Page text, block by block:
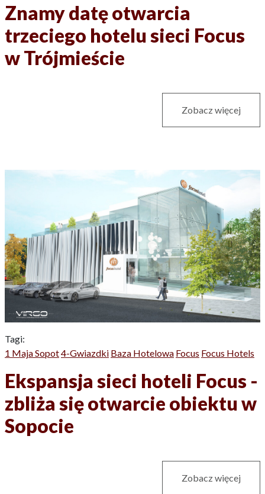
Znamy datę otwarcia
trzeciego hotelu sieci Focus
w Trójmieście
Zobacz więcej
Tagi:
1 Maja Sopot4-Gwiazdki Baza Hotelowa Focus Focus Hotels
Ekspansja sieci hoteli Focus -
zbliża się otwarcie obiektu w
Sopocie
Zobacz więcej